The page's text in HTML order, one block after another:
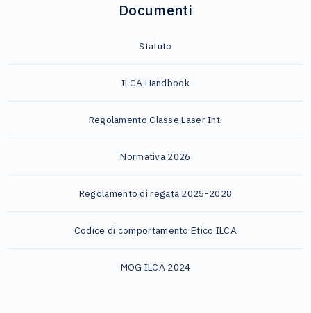
Documenti
Statuto
ILCA Handbook
Regolamento Classe Laser Int.
Normativa 2026
Regolamento di regata 2025-2028
Codice di comportamento Etico ILCA
MOG ILCA 2024